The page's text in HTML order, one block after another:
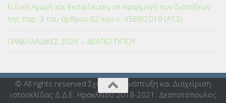
Ειδική Αγωγή και Εκπαίδευση, σε εφαρμογή των διατάξεων
της παρ. 3 του άρθρου 62 του ν. 4589/2019 (Α΄13)
ΠΑΝΕΛΛΑΔΙΚΕΣ 2026 – ΔΕΛΤΙΟ ΤΥΠΟΥ
© All rights reserved Σχεδίαση, Ανάπτυξη και Διαχείριση
ιστοσελίδας Δ.Δ.Ε. Ηρακλείου 2018-2021: Δεσποτόπουλος